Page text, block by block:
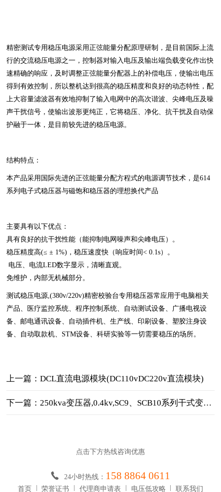
精密测试专用稳压电源采用正弦能量分配原理研制，是目前国际上流
行的交流稳压电源之一，控制器对输入电压及输出端负载变化作出快
速精确的响应，及时调整正弦能量分配器上的补偿电压，使输出电压
得到有效控制，所以整机达到很高的稳压精度和良好的动态特性，配
上大容量滤波器有效地抑制了输入电网中的高次谐波、尖峰电压及噪
声干扰信号，使输出波形更纯正，它将稳压、净化、抗干扰及自动保
护融于一体，是目前较先进的稳压电源。
结构特点：
本产品采用国际先进的正弦能量分配方程式的电源调节技术，是614
系列电子式稳压器与磁饱和稳压器的理想换代产品
主要具有以下优点：
具有良好的抗干扰性能（能抑制电网噪声和尖峰电压）。
稳压精度高(≤ ± 1%)，稳压速度快（响应时间< 0.1s）。
电压、电流LED数字显示，清晰直观。
免维护，内部无机械部分。
测试稳压电源,(380v/220v)精密校验台专用稳压器常应用于电脑相关
产品、医疗监控系统、程序控制系统、自动测试设备、广播电视设
备、邮电通讯设备、自动插件机、生产线、印刷设备、塑胶注身设
备、自动取款机、STM设备、科研实验等一切需要稳压的场所。
上一篇：DCL直流电源模块(DC110vDC220v直流模块)
下一篇：250kva变压器,0.4kv,SC9、SCB10系列干式变压器(供应厂家)
点击下方热线咨询优惠
24小时热线： 158 8864 0611
首页 荣誉证书 代理商申请表 电压低攻略 联系我们